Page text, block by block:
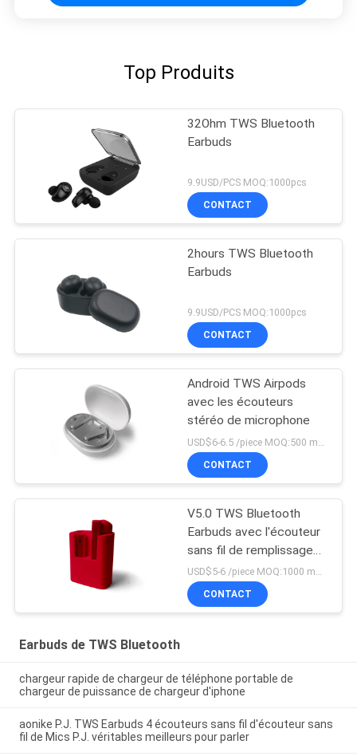
Top Produits
32Ohm TWS Bluetooth
Earbuds
9.9USD/PCS MOQ:1000pcs
CONTACT
2hours TWS Bluetooth
Earbuds
9.9USD/PCS MOQ:1000pcs
CONTACT
Android TWS Airpods
avec les écouteurs
stéréo de microphone
CONTACT
V5.0 TWS Bluetooth
Earbuds avec l'écouteur
sans fil de remplissage
des cas TWS
USD$5-6 /piece MOQ:1000 morceaux par articles
CONTACT
Earbuds de TWS Bluetooth
chargeur rapide de chargeur de téléphone portable de
chargeur de puissance de chargeur d'iphone
aonike P.J. TWS Earbuds 4 écouteurs sans fil d'écouteur sans
fil de Mics P.J. véritables meilleurs pour parler